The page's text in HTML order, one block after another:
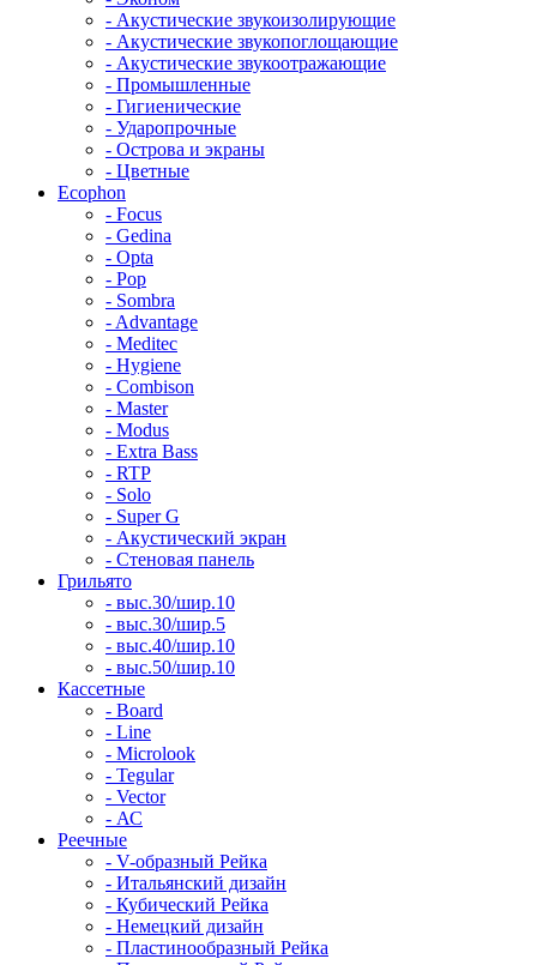
- Акустические звукоизолирующие
- Акустические звукопоглощающие
- Акустические звукоотражающие
- Промышленные
- Гигиенические
- Ударопрочные
- Острова и экраны
- Цветные
Ecophon
- Focus
- Gedina
- Opta
- Pop
- Sombra
- Advantage
- Meditec
- Hygiene
- Combison
- Master
- Modus
- Extra Bass
- RTP
- Solo
- Super G
- Акустический экран
- Стеновая панель
Грильято
- выс.30/шир.10
- выс.30/шир.5
- выс.40/шир.10
- выс.50/шир.10
Кассетные
- Board
- Line
- Microlook
- Tegular
- Vector
- АС
Реечные
- V-образный Рейка
- Итальянский дизайн
- Кубический Рейка
- Немецкий дизайн
- Пластинообразный Рейка